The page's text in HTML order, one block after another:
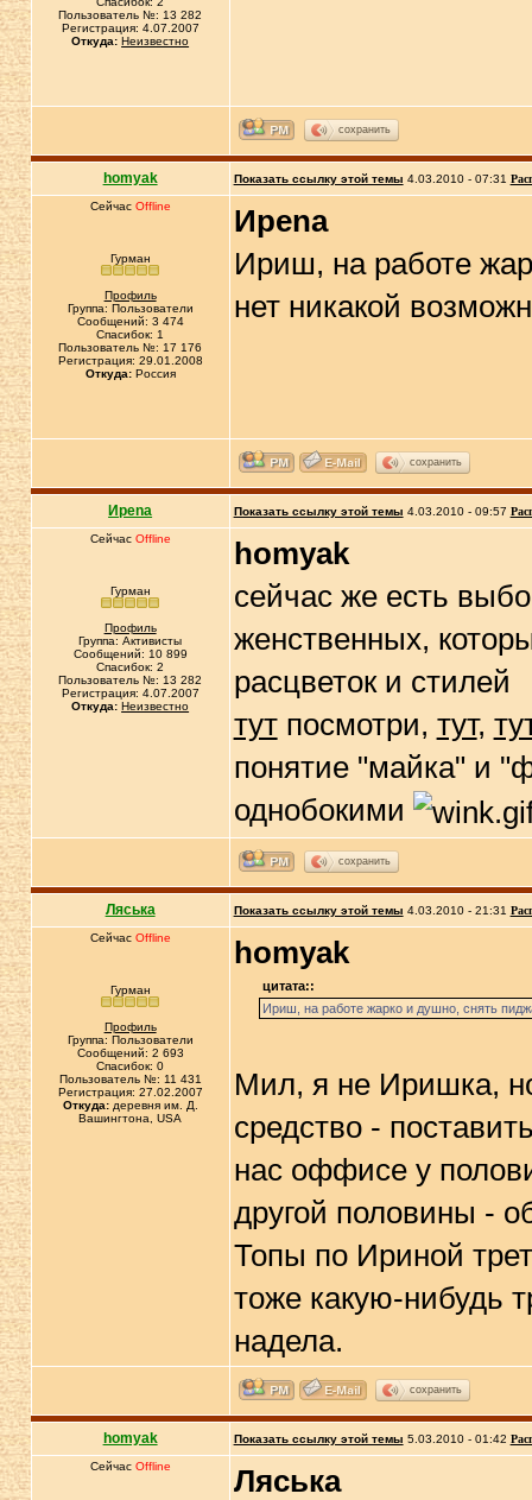
Пользователь №: 13 282
Регистрация: 4.07.2007
Откуда: Неизвестно
сохранить
homyak Показать ссылку этой темы 4.03.2010 - 07:31
Сейчас Offline
Гурман
Профиль
Группа: Пользователи
Сообщений: 3 474
Спасибок: 1
Пользователь №: 17 176
Регистрация: 29.01.2008
Откуда:Россия
Иpena
Ириш, на работе
нет никакой
сохранить
Иpena Показать ссылку этой темы 4.03.2010 - 09:57
Сейчас Offline
Гурман
Профиль
Группа: Активисты
Сообщений: 10 899
Спасибок: 2
Пользователь №: 13 282
Регистрация: 4.07.2007
Откуда: Неизвестно
homyak
сейчас же есть
женственных,
расцветок и стилей
тутпосмотри, тут,
понятие "майка" и
однобокими
сохранить
Ляська Показать ссылку этой темы 4.03.2010 - 21:31
Сейчас Offline
Гурман
Профиль
Группа: Пользователи
Сообщений: 2 693
Спасибок: 0
Пользователь №: 11 431
Регистрация: 27.02.2007
Откуда:деревня им. Д.
Вашингтона, USA
homyak
цитата::
Ириш, на работе жарко и душно, снять
Мил, я не Иришка,
средство -
нас оффисе у
другой половины -
Топы по Ириной
тоже какую-нибудь
надела.
сохранить
homyak Показать ссылку этой темы 5.03.2010 - 01:42
Сейчас Offline
Ляська